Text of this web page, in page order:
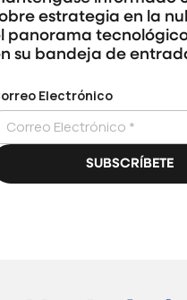
estrategia en la
panorama
su bandeja de